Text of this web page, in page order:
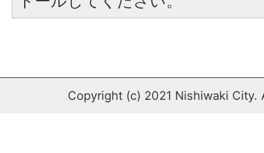
Copyright (c) 2021 Nishiwaki City.